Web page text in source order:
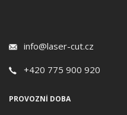
info@laser-cut.cz
+420 775 900 920
PROVOZNÍ DOBA